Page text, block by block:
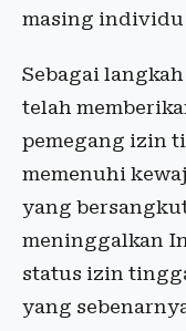
masing individu
Sebagai
telah
pemegang izin
memenuhi
yang
meninggalkan
status izin
yang